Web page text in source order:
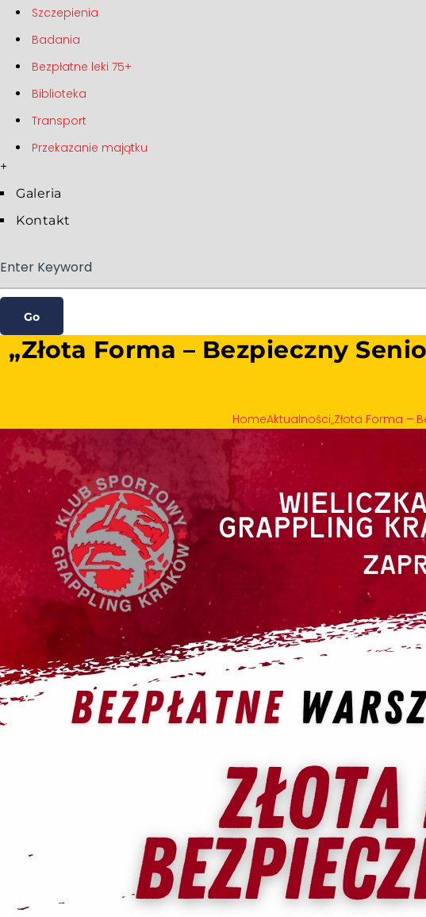
Szczepienia
Badania
Bezpłatne leki 75+
Biblioteka
Transport
Przekazanie majątku
+
Galeria
Kontakt
„Złota Forma – Bezpieczny
HomeAktualności„Złota Forma –